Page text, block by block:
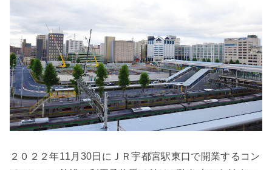
２０２２年11 月 30日にＪＲ宇都宮駅東口で開業するコン